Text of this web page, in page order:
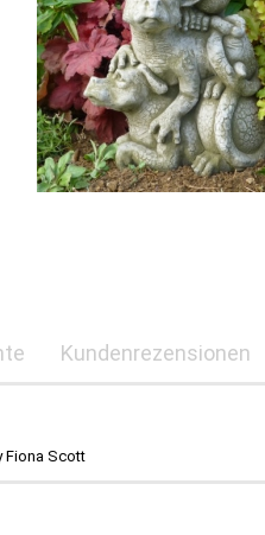
Kundenrezensionen
Fiona Scott